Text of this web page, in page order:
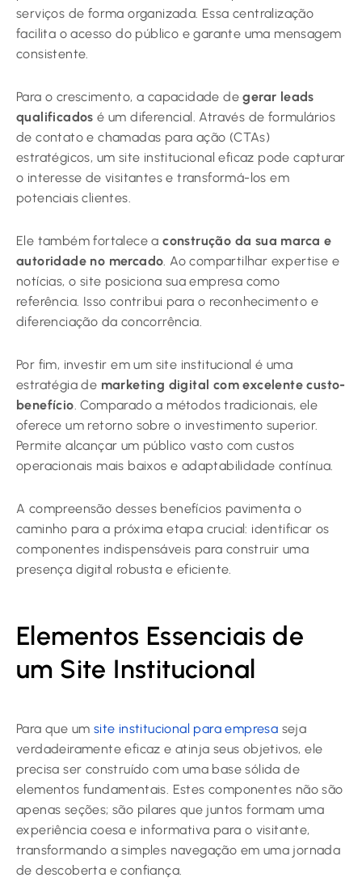
serviços de forma organizada. Essa centralização
facilita o acesso do público e garante uma mensagem
consistente.
Para o crescimento, a capacidade degerar leads
qualificados é um diferencial. Através de formulários
de contato e chamadas para ação (CTAs)
estratégicos, um site institucional eficaz pode capturar
o interesse de visitantes e transformá-los em
potenciais clientes.
Ele também fortalece aconstrução da sua marca e
autoridade no mercado . Ao compartilhar expertise e
notícias, o site posiciona sua empresa como
referência. Isso contribui para o reconhecimento e
diferenciação da concorrência.
Por fim, investir em um site institucional é uma
estratégia de marketing digital com excelente custo-
benefício . Comparado a métodos tradicionais, ele
oferece um retorno sobre o investimento superior.
Permite alcançar um público vasto com custos
operacionais mais baixos e adaptabilidade contínua.
A compreensão desses benefícios pavimenta o
caminho para a próxima etapa crucial: identificar os
componentes indispensáveis para construir uma
presença digital robusta e eficiente.
Elementos Essenciais de
um Site Institucional
Para que um site institucional para empresa seja
verdadeiramente eficaz e atinja seus objetivos, ele
precisa ser construído com uma base sólida de
elementos fundamentais. Estes componentes não são
apenas seções; são pilares que juntos formam uma
experiência coesa e informativa para o visitante,
transformando a simples navegação em uma jornada
de descoberta e confiança.